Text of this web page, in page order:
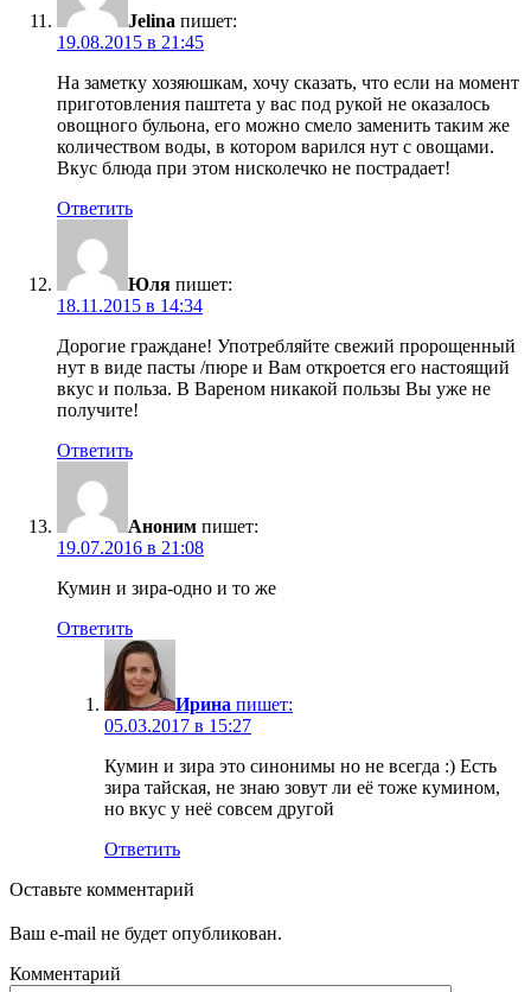
Jelina пишет:
19.08.2015 в 21:45
На заметку хозяюшкам, хочу сказать, что если на момент
приготовления паштета у вас под рукой не оказалось
овощного бульона, его можно смело заменить таким же
количеством воды, в котором варился нут с овощами.
Вкус блюда при этом нисколечко не пострадает!
Ответить
Юля пишет:
18.11.2015 в 14:34
Дорогие граждане! Употребляйте свежий пророщенный
нут в виде пасты /пюре и Вам откроется его настоящий
вкус и польза. В Вареном никакой пользы Вы уже не
получите!
Ответить
Аноним пишет:
19.07.2016 в 21:08
Кумин и зира-одно и то же
Ответить
Ирина пишет:
05.03.2017 в 15:27
Кумин и зира это синонимы но не всегда :) Есть
зира тайская, не знаю зовут ли её тоже кумином,
но вкус у неё совсем другой
Ответить
Оставьте комментарий
Ваш e-mail не будет опубликован.
Комментарий